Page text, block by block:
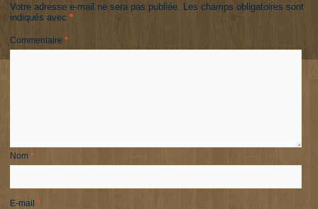
Votre adresse e-mail ne sera pas publiée.
Les champs obligatoires sont
indiqués avec*
Commentaire*
Nom*
E-mail*